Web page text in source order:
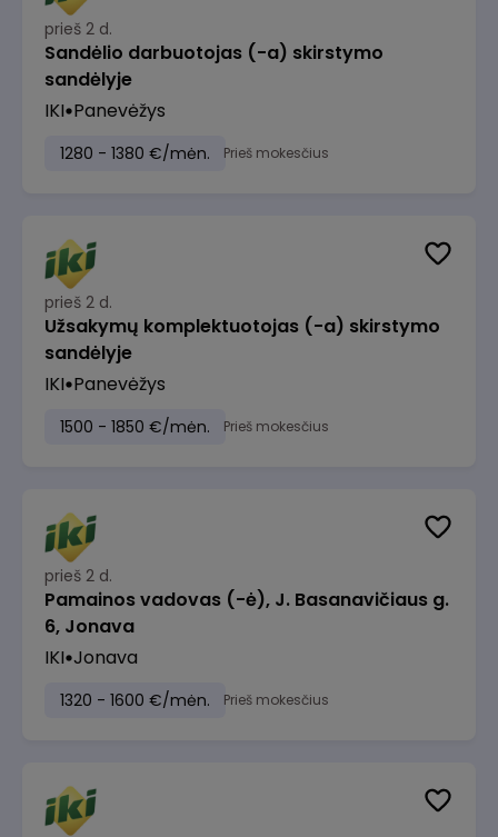
prieš 2 d.
Sandėlio darbuotojas (-a) skirstymo
sandėlyje
IKI Panevėžys
1280 - 1380 €/mėn. Prieš mokesčius
prieš 2 d.
Užsakymų komplektuotojas (-a) skirstymo
sandėlyje
IKI Panevėžys
1500 - 1850 €/mėn. Prieš mokesčius
prieš 2 d.
Pamainos vadovas (-ė), J. Basanavičiaus g.
6, Jonava
IKI Jonava
1320 - 1600 €/mėn. Prieš mokesčius